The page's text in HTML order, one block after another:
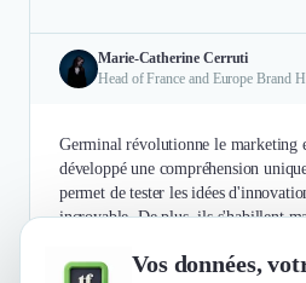
Vos données,
Marie-Catherine Cerruti
Head of France and Europe Brand
Germinal révolutionne le marketing
développé une compréhension
permet de tester les idées
incroyable. De plus, ils s'habillent